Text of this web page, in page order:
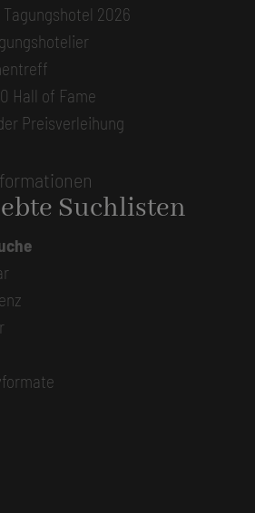
Tagungshotel 2026
Hall of Fame
Preisverleihung
Suchlisten